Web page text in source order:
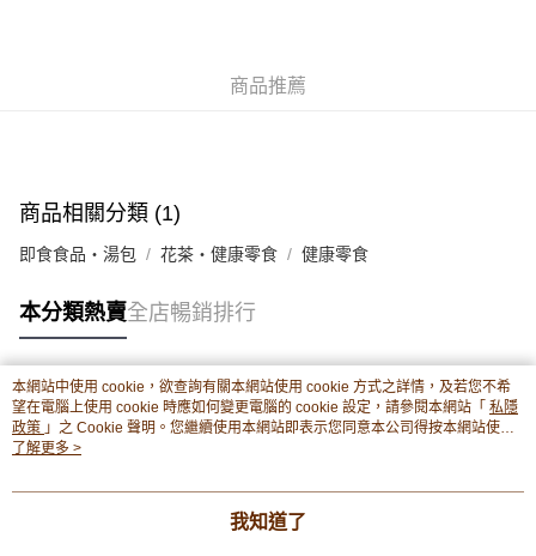
並WhatsApp 90719878 或電郵eshop@premierfood.com.hk，我們在收到
順豐智能櫃(智能櫃取件要視乎包裹尺寸限制，如包裹過大，
每筆HK$80.00，滿HK$380.00或以上免運費
滿$380免運費 - 送貨到家(3-5個工作天內送達)
每筆HK$80.00，滿HK$380.00或以上免運費
付款後門市自取 (3-6天可到店取) (取貨請自備購物袋)
商品推薦
商品相關分類 (1)
即食食品・湯包 花茶・健康零食 健康零食
本分類熱賣全店暢銷排行
熱門標籤
熱銷排行
本網站中使用 cookie，欲查詢有關本網站使用 cookie 方式之詳情，及若您不希
望在電腦上使用 cookie 時應如何變更電腦的 cookie 設定，請參閱本網站「 私隱
政策 」之 Cookie 聲明。您繼續使用本網站即表示您同意本公司得按本網站使用
條款之 Cookie 聲明使用 cookie。
了解更多 >
我知道了